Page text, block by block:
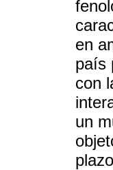
en
país
con
un